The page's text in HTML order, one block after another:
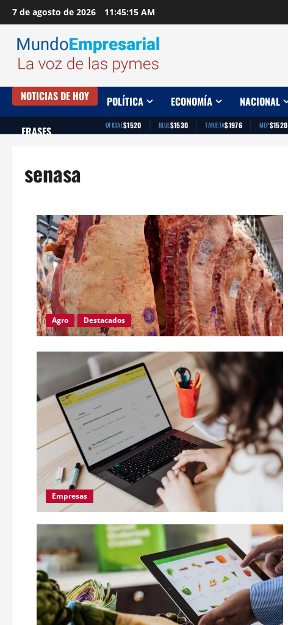
Saltar
al
contenido
7 de agosto de 2026 11:45:16 AM
NOTICIAS DE HOY POLÍTICA ECONOMÍA NACIONAL
FRASES OFICIAL$1520 | BLUE$1530 | TARJETA$1976 | MEP$1520
senasa
Agro Destacados
Empresas